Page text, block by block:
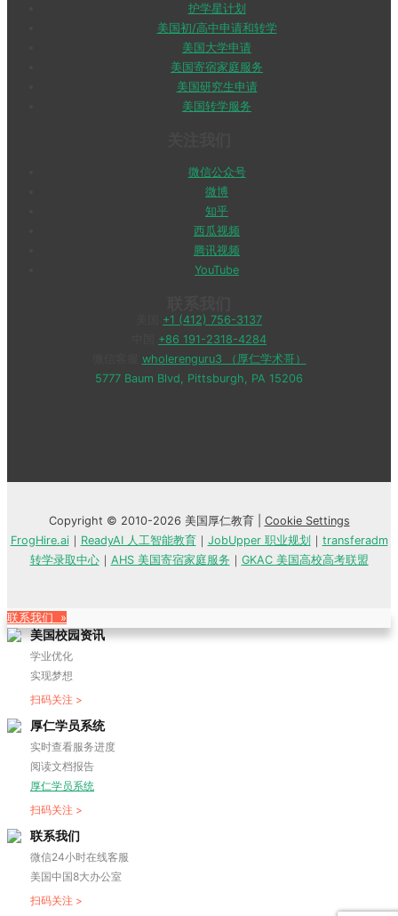
护学星计划
美国初/高中申请和转学
美国大学申请
美国寄宿家庭服务
美国研究生申请
美国转学服务
微信公众号
微博
知乎
西瓜视频
腾讯视频
YouTube
+1 (412) 756-3137
+86 191-2318-4284
wholerenguru3 （厚仁学术哥）
5777 Baum Blvd, Pittsburgh, PA 15206
Copyright © 2010-2026 美国厚仁教育 | Cookie Settings
FrogHire.ai｜ ReadyAI 人工智能教育｜ JobUpper 职业规划 ｜ transferadm
转学录取中心｜ AHS 美国寄宿家庭服务 ｜ GKAC 美国高校高考联盟
联系我们 »
美国校园资讯
学业优化
实现梦想
扫码关注 >
厚仁学员系统
实时查看服务进度
阅读文档报告
厚仁学员系统
扫码关注 >
联系我们
微信24小时在线客服
美国中国8大办公室
扫码关注 >